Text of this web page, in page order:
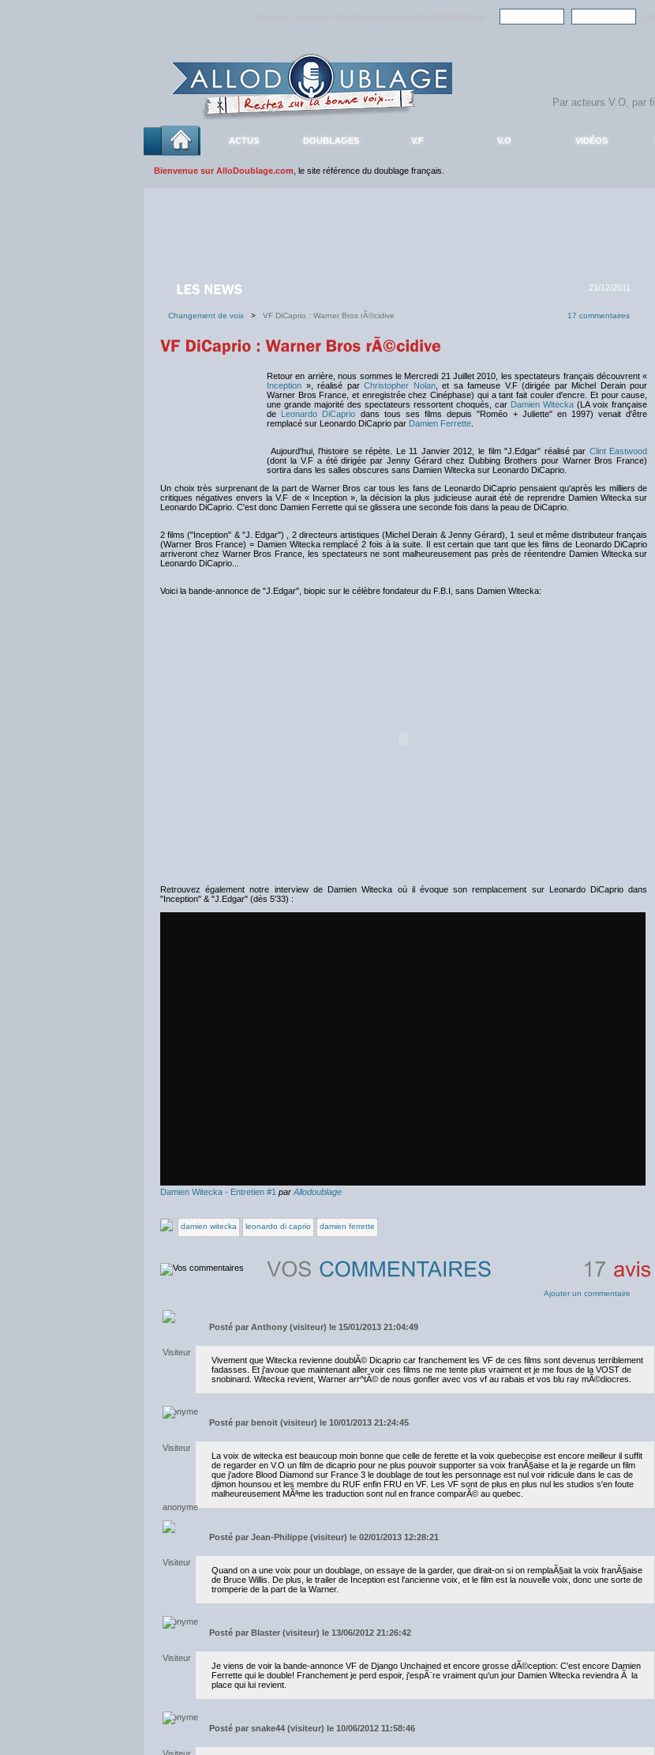
ACTUS DOUBLAGES V.F V.O VIDÉOS
Bienvenue sur AlloDoublage.com , le site référence du doublage français.
21/12/2011
Changement de voix > VF DiCaprio : Warner Bros rÃ©cidive 17 commentaires
Retour en arrière, nous sommes le Mercredi 21 Juillet 2010, les spectateurs français découvrent «
Inception », réalisé parChristopher Nolan, et sa fameuse V.F (dirigée par Michel Derain pour
Warner Bros France, et enregistrée chez Cinéphase) qui a tant fait couler d'encre. Et pour cause,
une grande majorité des spectateurs ressortent choqués, car Damien Witecka (LA voix française
de Leonardo DiCaprio dans tous ses films depuis "Roméo + Juliette" en 1997) venait d'être
remplacé sur Leonardo DiCaprio par Damien Ferrette
Aujourd'hui, l'histoire se répète. Le 11 Janvier 2012, le film "J.Edgar" réalisé par Clint Eastwood
(dont la V.F a été dirigée par Jenny Gérard chez Dubbing Brothers pour Warner Bros France)
sortira dans les salles obscures sans Damien Witecka sur Leonardo DiCaprio.
Un choix très surprenant de la part de Warner Bros car tous les fans de Leonardo DiCaprio pensaient qu'après les milliers de
critiques négatives envers la V.F de « Inception », la décision la plus judicieuse aurait été de reprendre Damien Witecka sur
Leonardo DiCaprio. C'est donc Damien Ferrette qui se glissera une seconde fois dans la peau de DiCaprio.
2 films ("Inception" & "J. Edgar") , 2 directeurs artistiques (Michel Derain & Jenny Gérard), 1 seul et même distributeur français
(Warner Bros France) = Damien Witecka remplacé 2 fois à la suite. Il est certain que tant que les films de Leonardo DiCaprio
arriveront chez Warner Bros France, les spectateurs ne sont malheureusement pas près de réentendre Damien Witecka sur
Leonardo DiCaprio...
Voici la bande-annonce de "J.Edgar", biopic sur le célèbre fondateur du F.B.I, sans Damien Witecka:
Retrouvez également notre interview de Damien Witecka où il évoque son remplacement sur Leonardo DiCaprio dans
"Inception" & "J.Edgar" (dès 5'33) :
Damien Witecka - Entretien #1 par Allodoublage
damien witecka leonardo di caprio damien ferrette
Ajouter un commentaire
Posté par Anthony (visiteur) le 15/01/2013 21:04:49
Vivement que Witecka revienne doublÃ© Dicaprio car franchement les VF de ces films sont devenus terriblement
fadasses. Et j'avoue que maintenant aller voir ces films ne me tente plus vraiment et je me fous de la VOST de
snobinard. Witecka revient, Warner arr^tÃ© de nous gonfler avec vos vf au rabais et vos blu ray mÃ©diocres.
Posté par benoit (visiteur) le 10/01/2013 21:24:45
La voix de witecka est beaucoup moin bonne que celle de ferette et la voix quebecoise est encore meilleur il suffit
de regarder en V.O un film de dicaprio pour ne plus pouvoir supporter sa voix franÃ§aise et la je regarde un film
que j'adore Blood Diamond sur France 3 le doublage de tout les personnage est nul voir ridicule dans le cas de
djimon hounsou et les membre du RUF enfin FRU en VF. Les VF sont de plus en plus nul les studios s'en foute
malheureusement MÃªme les traduction sont nul en france comparÃ© au quebec.
Posté par Jean-Philippe (visiteur) le 02/01/2013 12:28:21
Quand on a une voix pour un doublage, on essaye de la garder, que dirait-on si on remplaÃ§ait la voix franÃ§aise
de Bruce Willis. De plus, le trailer de Inception est l'ancienne voix, et le film est la nouvelle voix, donc une sorte de
tromperie de la part de la Warner.
Posté par Blaster (visiteur) le 13/06/2012 21:26:42
Je viens de voir la bande-annonce VF de Django Unchained et encore grosse dÃ©ception: C'est encore Damien
Ferrette qui le double! Franchement je perd espoir, j'espÃ¨re vraiment qu'un jour Damien Witecka reviendra Ã la
place qui lui revient.
Posté par snake44 (visiteur) le 10/06/2012 11:58:46